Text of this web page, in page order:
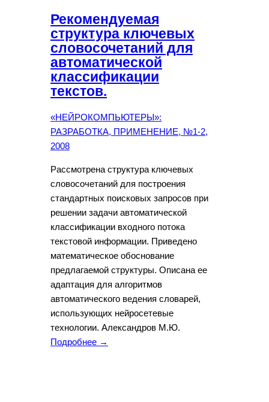
Рекомендуемая
структура ключевых
словосочетаний для
автоматической
классификации
текстов.
«НЕЙРОКОМПЬЮТЕРЫ»:
РАЗРАБОТКА, ПРИМЕНЕНИЕ, №1-2,
2008
Рассмотрена структура ключевых
словосочетаний для построения
стандартных поисковых запросов при
решении задачи автоматической
классификации входного потока
текстовой информации. Приведено
математическое обоснование
предлагаемой структуры. Описана ее
адаптация для алгоритмов
автоматического ведения словарей,
использующих нейросетевые
технологии. Александров М.Ю.
Подробнее →